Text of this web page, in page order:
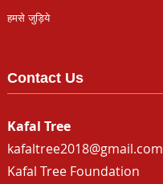
हमसे जुड़िये
Contact Us
Kafal Tree
kafaltree2018@gmail.com
Kafal Tree Foundation